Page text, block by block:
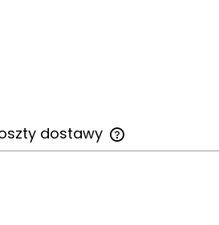
dostawy
Cena nie